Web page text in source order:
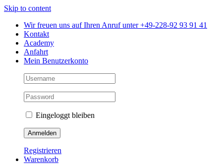
Skip to content
Wir freuen uns auf Ihren Anruf unter +49-228-92 93 91 41
Kontakt
Academy
Anfahrt
Mein Benutzerkonto
Eingeloggt bleiben
Registrieren
Warenkorb